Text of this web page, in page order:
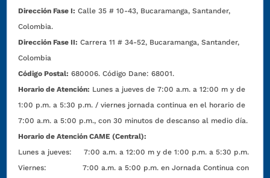
Dirección Fase I: Calle 35 # 10-43, Bucaramanga, Santander,
Colombia.
Dirección Fase II: Carrera 11 # 34-52, Bucaramanga, Santander,
Colombia
Código Postal: 680006. Código Dane: 68001.
Horario de Atención: Lunes a jueves de 7:00 a.m. a 12:00 m y de
1:00 p.m. a 5:30 p.m. / viernes jornada continua en el horario de
7:00 a.m. a 5:00 p.m., con 30 minutos de descanso al medio día.
Horario de Atención CAME (Central):
Lunes a jueves: 7:00 a.m. a 12:00 m y de 1:00 p.m. a 5:30 p.m.
Viernes: 7:00 a.m. a 5:00 p.m. en Jornada Continua con